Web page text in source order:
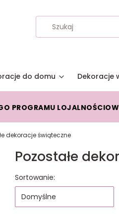
do domu Dekoracje
PROGRAMU
dekoracje świąteczne
Pozostałe
Lista produktów
Sortowanie:
Domyślne